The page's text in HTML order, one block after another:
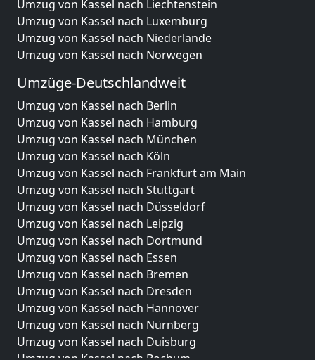
Umzug von Kassel nach Liechtenstein
Umzug von Kassel nach Luxemburg
Umzug von Kassel nach Niederlande
Umzug von Kassel nach Norwegen
Umzüge-Deutschlandweit
Umzug von Kassel nach Berlin
Umzug von Kassel nach Hamburg
Umzug von Kassel nach München
Umzug von Kassel nach Köln
Umzug von Kassel nach Frankfurt am Main
Umzug von Kassel nach Stuttgart
Umzug von Kassel nach Düsseldorf
Umzug von Kassel nach Leipzig
Umzug von Kassel nach Dortmund
Umzug von Kassel nach Essen
Umzug von Kassel nach Bremen
Umzug von Kassel nach Dresden
Umzug von Kassel nach Hannover
Umzug von Kassel nach Nürnberg
Umzug von Kassel nach Duisburg